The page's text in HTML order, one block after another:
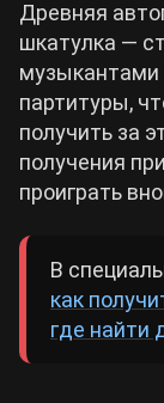
Древняя
шкатулка —
партитуры,
получить за
получения
проиграть
В
как
где найти